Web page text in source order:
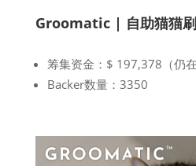
Groomatic | 自助猫猫
筹集资金：$ 197,378（仍在
Backer数量：3350